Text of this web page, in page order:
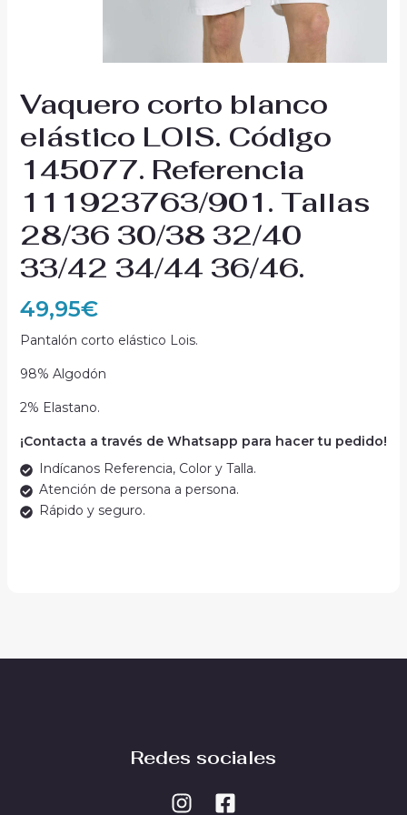
Vaquero corto blanco
elástico LOIS. Código
145077. Referencia
111923763/901. Tallas
28/36 30/38 32/40
33/42 34/44 36/46.
49,95€
Pantalón corto elástico Lois.
98% Algodón
2% Elastano.
¡Contacta a través de Whatsapp para hacer tu pedido!
Indícanos Referencia, Color y Talla.
Atención de persona a persona.
Rápido y seguro.
Redes sociales